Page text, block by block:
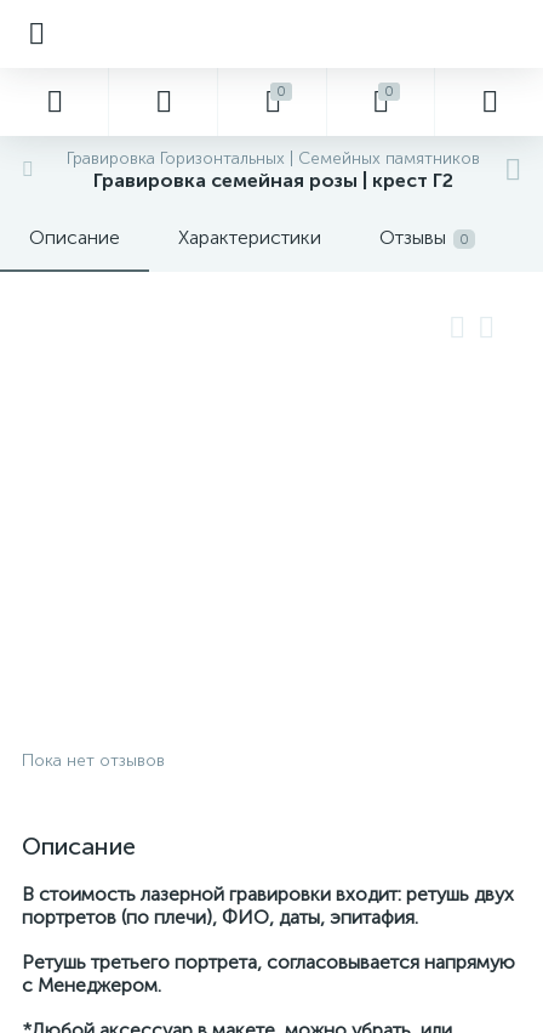
0 0
Гравировка Горизонтальных | Семейных памятников
Гравировка семейная розы | крест Г2
Описание Характеристики Отзывы 0
Пока нет отзывов
Описание
В стоимость лазерной гравировки входит: ретушь двух
портретов (по плечи), ФИО, даты, эпитафия.
Ретушь третьего портрета, согласовывается напрямую
с Менеджером.